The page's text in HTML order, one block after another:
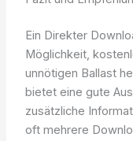
Ein Direkter
Möglichkeit,
unnötigen Ballast
bietet eine gute
zusätzliche
oft mehrere